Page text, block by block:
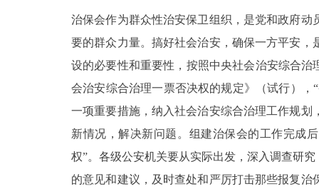
治保会作为群众性治安保卫组织，是党和政府
要的群众力量。搞好社会治安，确保一方平安
设的必要性和重要性，按照中央社会治安综合
会治安综合治理一票否决权的规定》（试行）
一项重要措施，纳入社会治安综合治理工作规
新情况，解决新问题。组建治保会的工作完成
权”。各级公安机关要从实际出发，深入调查研
的意见和建议，及时查处和严厉打击那些报复